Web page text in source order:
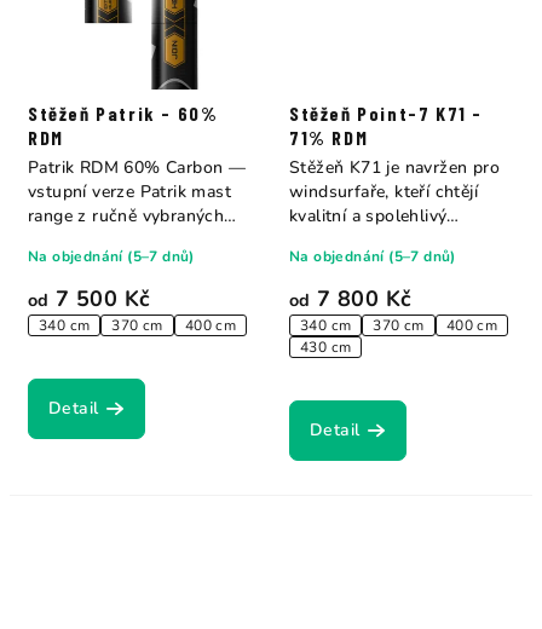
Stěžeň Patrik - 60%
RDM
od 7 500 Kč
340 cm 370 cm 400 cm
Na objednání (5–7 dnů)
Detail
Patrik RDM 60% Carbon —
vstupní verze Patrik mast
range z ručně vybraných
Stěžeň Point-7 K71 -
71% RDM
od 7 800 Kč
340 cm 370 cm
400 cm
430 cm
Na objednání (5–7 dnů)
Detail
Stěžeň K71 je navržen pro
windsurfaře, kteří chtějí
kvalitní a spolehlivý